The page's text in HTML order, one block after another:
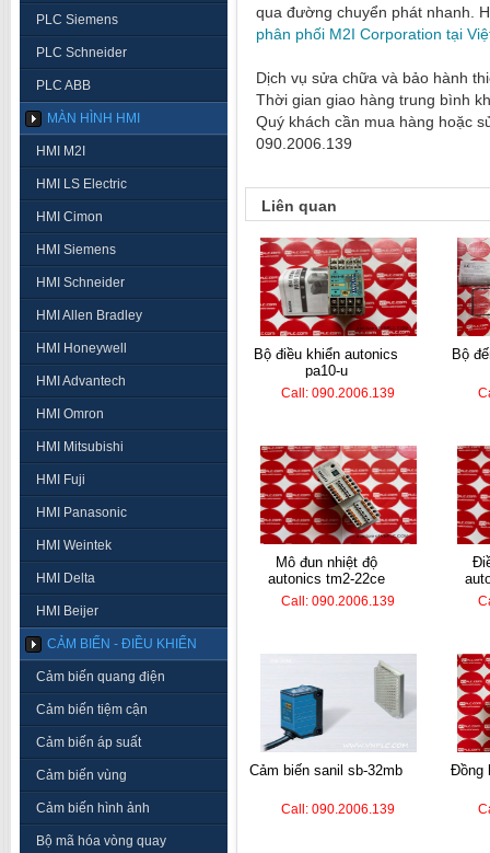
PLC Siemens
PLC Schneider
PLC ABB
MÀN HÌNH HMI
HMI M2I
HMI LS Electric
HMI Cimon
HMI Siemens
HMI Schneider
HMI Allen Bradley
HMI Honeywell
HMI Advantech
HMI Omron
HMI Mitsubishi
HMI Fuji
HMI Panasonic
HMI Weintek
HMI Delta
HMI Beijer
CẢM BIẾN - ĐIỀU KHIỂN
Cảm biến quang điện
Cảm biến tiệm cận
Cảm biến áp suất
Cảm biến vùng
Cảm biến hình ảnh
Bộ mã hóa vòng quay
qua đường chuyển phát nhanh.
phân phối M2I Corporation tại
Dịch vụ sửa chữa và bảo hành
Thời gian giao hàng trung bình
Quý khách cần mua hàng hoặc
090.2006.139
Liên quan
bộ điều khiển autonics
pa10-u
Call: 090.2006.139
bộ đếm hanyoung lc7-
mô đun nhiệt độ
autonics tm2-22ce
Call: 090.2006.139
điều khiển nhiệt
cảm biến sanil sb-32mb
Call: 090.2006.139
đồng hồ nhiệt autonics